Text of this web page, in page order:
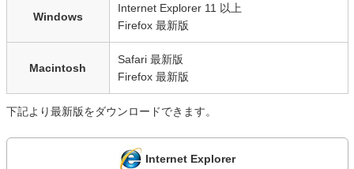
Windows
Internet Explorer 11 以上
Firefox 最新版
Macintosh
Safari 最新版
Firefox 最新版
下記より最新版をダウンロードできます。
Internet Explorer